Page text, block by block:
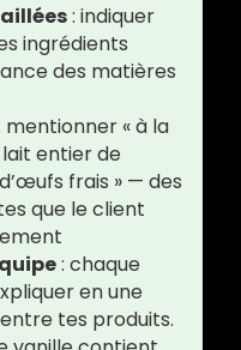
: indiquer
ingrédients
des matières
mentionner « à la
entier de
frais » — des
que le client
: chaque
en une
tes produits.